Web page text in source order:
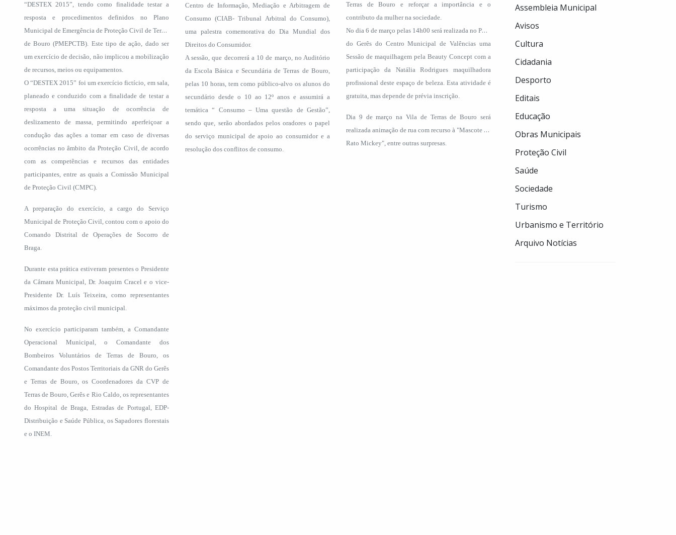
“DESTEX 2015”, tendo como finalidade testar a
resposta e procedimentos definidos no Plano
Municipal de Emergência de Proteção Civil de Terras
de Bouro (PMEPCTB). Este tipo de ação, dado ser
um exercício de decisão, não implicou a mobilização
de recursos, meios ou equipamentos.
O “DESTEX 2015” foi um exercício fictício, em sala,
planeado e conduzido com a finalidade de testar a
resposta a uma situação de ocorrência de
deslizamento de massa, permitindo aperfeiçoar a
condução das ações a tomar em caso de diversas
ocorrências no âmbito da Proteção Civil, de acordo
com as competências e recursos das entidades
participantes, entre as quais a Comissão Municipal
de Proteção Civil (CMPC).
A preparação do exercício, a cargo do Serviço
Municipal de Proteção Civil, contou com o apoio do
Comando Distrital de Operações de Socorro de
Braga.
Durante esta prática estiveram presentes o Presidente
da Câmara Municipal, Dr. Joaquim Cracel e o vice-
Presidente Dr. Luís Teixeira, como representantes
máximos da proteção civil municipal.
No exercício participaram também, a Comandante
Operacional Municipal, o Comandante dos
Bombeiros Voluntários de Terras de Bouro, os
Comandante dos Postos Territoriais da GNR do Gerês
e Terras de Bouro, os Coordenadores da CVP de
Terras de Bouro, Gerês e Rio Caldo, os representantes
do Hospital de Braga, Estradas de Portugal, EDP-
Distribuição e Saúde Pública, os Sapadores florestais
e o INEM.
Centro de Informação, Mediação e Arbitragem de
Consumo (CIAB- Tribunal Arbitral do Consumo),
uma palestra comemorativa do Dia Mundial dos
Direitos do Consumidor.
A sessão, que decorrerá a 10 de março, no Auditório
da Escola Básica e Secundária de Terras de Bouro,
pelas 10 horas, tem como público-alvo os alunos do
secundário desde o 10 ao 12º anos e assumirá a
temática “ Consumo – Uma questão de Gestão”,
sendo que, serão abordados pelos oradores o papel
do serviço municipal de apoio ao consumidor e a
resolução dos conflitos de consumo.
Terras de Bouro e reforçar a importância e o
contributo da mulher na sociedade.
No dia 6 de março pelas 14h00 será realizada no Pólo
do Gerês do Centro Municipal de Valências uma
Sessão de maquilhagem pela Beauty Concept com a
participação da Natália Rodrigues maquilhadora
profissional deste espaço de beleza. Esta atividade é
gratuita, mas depende de prévia inscrição.
Dia 9 de março na Vila de Terras de Bouro será
realizada animação de rua com recurso à "Mascote do
Rato Mickey", entre outras surpresas.
Assembleia Municipal
Avisos
Cultura
Cidadania
Desporto
Editais
Educação
Obras Municipais
Proteção Civil
Saúde
Sociedade
Turismo
Urbanismo e Território
Arquivo Notícias